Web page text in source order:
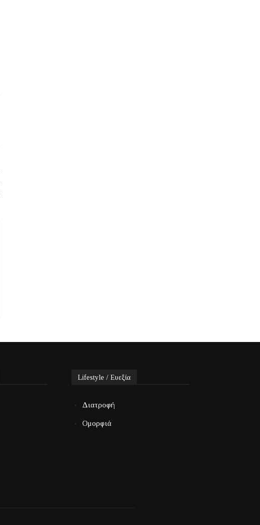
Lifestyle / Ευεξία
Διατροφή
Ομορφιά